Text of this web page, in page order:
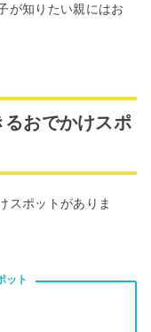
が知りたい親にはお
おでかけスポ
スポットがありま
ット